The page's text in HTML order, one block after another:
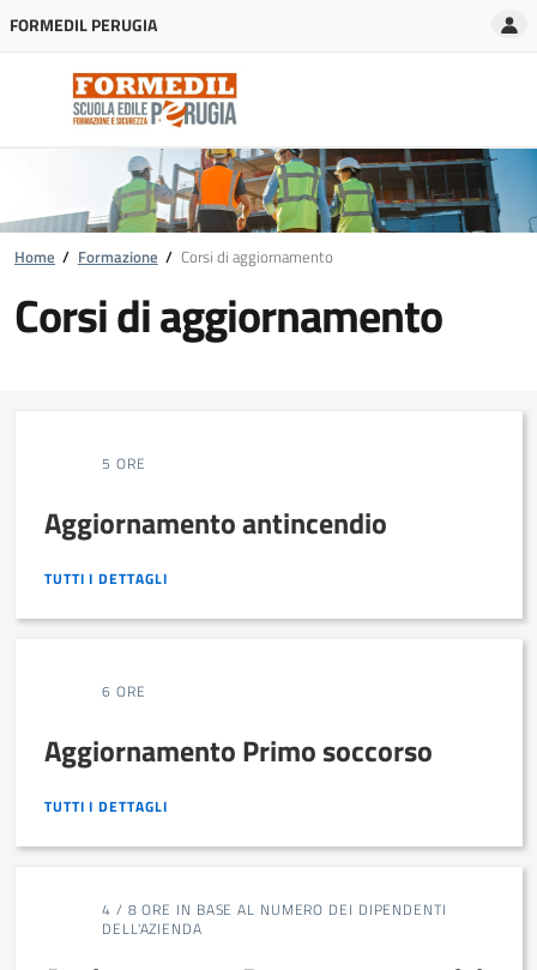
FORMEDIL PERUGIA
Home / Formazione / Corsi di aggiornamento
Corsi di aggiornamento
5 ORE
Aggiornamento antincendio
TUTTI I DETTAGLI
6 ORE
Aggiornamento Primo soccorso
TUTTI I DETTAGLI
4 / 8 ORE IN BASE AL NUMERO DEI DIPENDENTI
DELL'AZIENDA